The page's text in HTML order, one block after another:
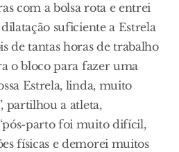
com a bolsa rota e entrei
suficiente a Estrela
de tantas horas de trabalho
o bloco para fazer uma
Estrela, linda, muito
partilhou a atleta,
parto foi muito difícil,
físicas e demorei muitos